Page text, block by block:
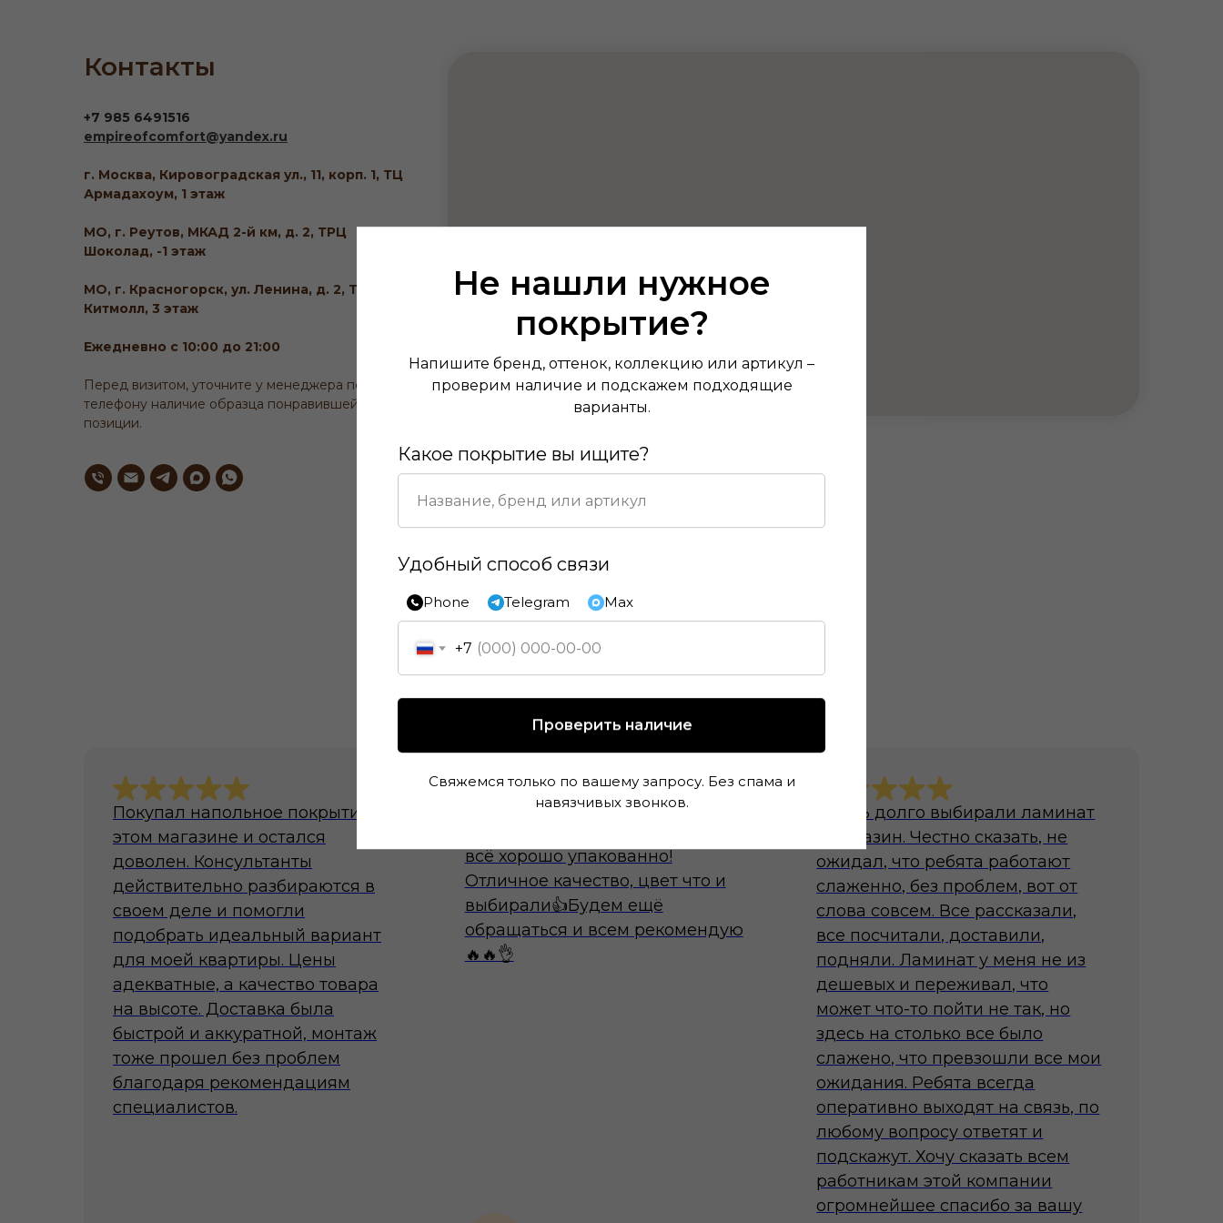
Не нашли нужное
покрытие?
Напишите бренд, оттенок, коллекцию или артикул –
проверим наличие и подскажем подходящие
варианты.
Какое покрытие вы ищите?
Удобный способ связи
Phone Telegram Max
+7
Проверить наличие
Свяжемся только по вашему запросу. Без спама и
навязчивых звонков.
Контакты
+7 985 6491516
empireofcomfort@yandex.ru
г. Москва, Кировоградская ул., 11, корп. 1, ТЦ
Армадахоум, 1 этаж
МО, г. Реутов, МКАД 2-й км, д. 2, ТРЦ
Шоколад, -1 этаж
МО, г. Красногорск, ул. Ленина, д. 2, ТЦ
Китмолл, 3 этаж
Ежедневно с 10:00 до 21:00
Перед визитом, уточните у менеджера по
телефону наличие образца понравившейся
позиции.
Отзывы наших клиентов
Покупал напольное покрытие в
этом магазине и остался
доволен. Консультанты
действительно разбираются в
своем деле и помогли
подобрать идеальный вариант
для моей квартиры. Цены
адекватные, а качество товара
на высоте. Доставка была
быстрой и аккуратной, монтаж
тоже прошел без проблем
благодаря рекомендациям
специалистов.
Сделали заказ в
Ставропольский край! Очень
граматные консультанты и
всё хорошо упакованно!
Отличное качество, цвет что и
выбирали👍Будем ещё
обращаться и всем рекомендую
🔥🔥👌
Очень долго выбирали ламинат
и магазин. Честно сказать, не
ожидал, что ребята работают
слаженно, без проблем, вот от
слова совсем. Все рассказали,
все посчитали, доставили,
подняли. Ламинат у меня не из
дешевых и переживал, что
может что-то пойти не так, но
здесь на столько все было
слажено, что превзошли все мои
ожидания. Ребята всегда
оперативно выходят на связь, по
любому вопросу ответят и
подскажут. Хочу сказать всем
работникам этой компании
огромнейшее спасибо за вашу